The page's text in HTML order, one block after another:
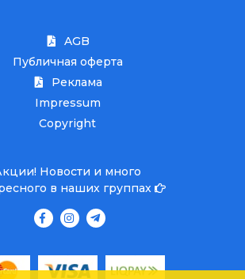
AGB
Публичная оферта
Реклама
Impressum
Copyright
Новости и много
в наших группах